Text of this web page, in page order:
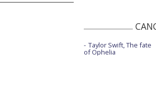
Taylor Swift, The fate
of Ophelia